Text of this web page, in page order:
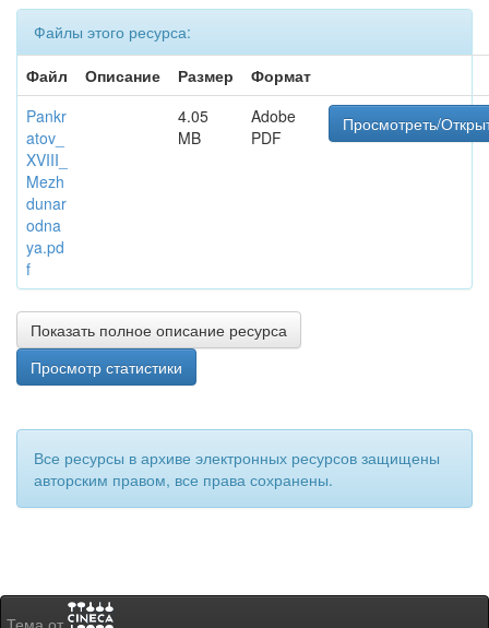
Файлы этого ресурса:
Файл
Описание Размер
Формат
Pankr
atov_
XVIII_
Mezh
dunar
odna
ya.pd
f
4.05
MB
Adobe
PDF
Просмотреть/
Показать полное описание ресурса
Просмотр статистики
Все ресурсы в архиве электронных ресурсов защищены
авторским правом, все права сохранены.